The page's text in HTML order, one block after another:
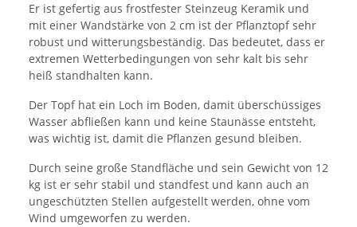
Er ist gefertig aus frostfester Steinzeug Keramik und
mit einer Wandstärke von 2 cm ist der Pflanztopf sehr
robust und witterungsbeständig. Das bedeutet, dass er
extremen Wetterbedingungen von sehr kalt bis sehr
heiß standhalten kann.
Der Topf hat ein Loch im Boden, damit überschüssiges
Wasser abfließen kann und keine Staunässe entsteht,
was wichtig ist, damit die Pflanzen gesund bleiben.
Durch seine große Standfläche und sein Gewicht von 12
kg ist er sehr stabil und standfest und kann auch an
ungeschützten Stellen aufgestellt werden, ohne vom
Wind umgeworfen zu werden.